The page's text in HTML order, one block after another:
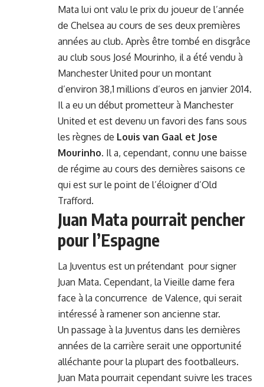
Mata lui ont valu le prix du joueur de l’année
de Chelsea au cours de ses deux premières
années au club. Après être tombé en disgrâce
au club sous José Mourinho, il a été vendu à
Manchester United pour un montant
d’environ 38,1 millions d’euros en janvier 2014.
Il a eu un début prometteur à Manchester
United et est devenu un favori des fans sous
les règnes de Louis van Gaal et Jose
Mourinho. Il a, cependant, connu une baisse
de régime au cours des dernières saisons ce
qui est sur le point de l’éloigner d’Old
Trafford.
Juan Mata pourrait pencher
pour l’Espagne
La Juventus est un prétendant pour signer
Juan Mata. Cependant, la Vieille dame fera
face à la concurrence de Valence, qui serait
intéressé à ramener son ancienne star.
Un passage à la Juventus dans les dernières
années de la carrière serait une opportunité
alléchante pour la plupart des footballeurs.
Juan Mata pourrait cependant suivre les traces